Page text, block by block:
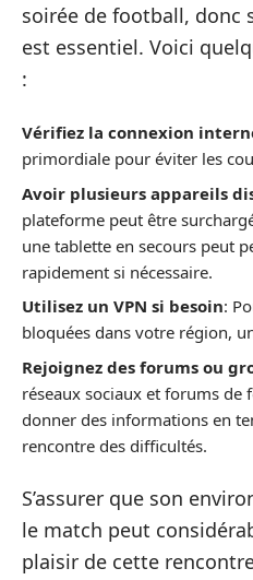
soirée de football, donc
est essentiel. Voici
:
Vérifiez la connexion
primordiale pour éviter les
Avoir plusieurs appareils
plateforme peut être
une tablette en secours peut
rapidement si nécessaire.
Utilisez un VPN si besoin:
bloquées dans votre région,
Rejoignez des forums ou
réseaux sociaux et forums de
donner des informations en
rencontre des difficultés.
S’assurer que son
le match peut
plaisir de cette